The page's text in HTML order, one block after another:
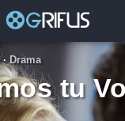
· Drama
tu